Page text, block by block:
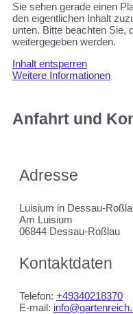
Sie sehen gerade einen
den eigentlichen Inhalt
unten. Bitte beachten Sie,
weitergegeben werden.
Inhalt entsperren
Weitere Informationen
Anfahrt und
Adresse
Luisium in Dessau-
Am Luisium
06844 Dessau-Roßlau
Kontaktdaten
Telefon: +49340218370
E-mail: